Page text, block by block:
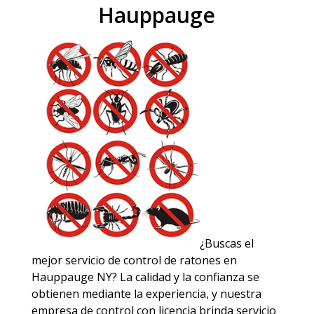
Hauppauge
¿Buscas el
mejor servicio de control de ratones en
Hauppauge NY? La calidad y la confianza se
obtienen mediante la experiencia, y nuestra
empresa de control con licencia brinda servicio